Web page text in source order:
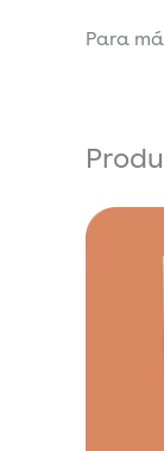
Para